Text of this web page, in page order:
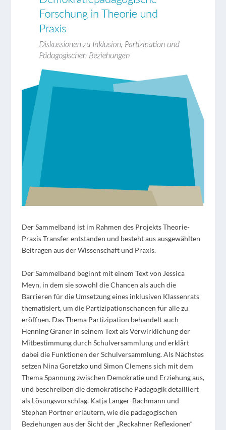
Der Sammelband ist im Rahmen des ProjektsTheorie-
Praxis Transferentstanden und besteht aus ausgewählten
Beiträgen aus der Wissenschaft und Praxis.
Der Sammelband beginnt mit einem Text von Jessica
Meyn, in dem sie sowohl die Chancen als auch die
Barrieren für die Umsetzung eines inklusiven Klassenrats
thematisiert, um die Partizipationschancen für alle zu
eröffnen. Das Thema Partizipation behandelt auch
HenningGranerin seinem Text als Verwirklichung der
Mitbestimmung durch Schulversammlung und erklärt
dabei die Funktionen der Schulversammlung. Als Nächstes
setzen NinaGoretzkound Simon Clemens sich mit dem
Thema Spannung zwischen Demokratie und Erziehung aus,
und beschreiben die demokratische Pädagogik detailliert
als Lösungsvorschlag. Katja Langer-Bachmann und
Stephan Portner erläutern, wie die pädagogischen
Beziehungen aus der Sicht der „ReckahnerReflexionen“